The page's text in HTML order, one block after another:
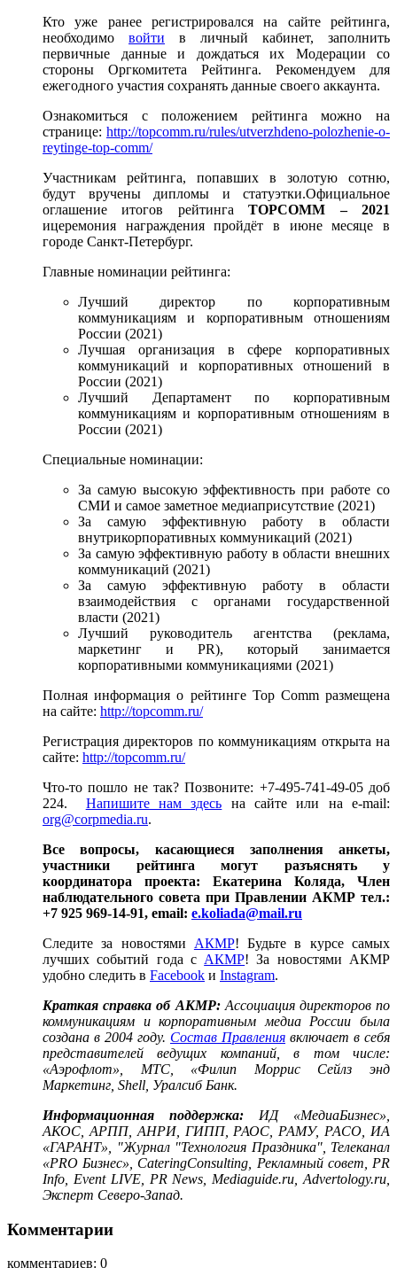
Кто уже ранее регистрировался на сайте рейтинга,
необходимо войти в личный кабинет, заполнить
первичные данные и дождаться их Модерации со
стороны Оргкомитета Рейтинга. Рекомендуем для
ежегодного участия сохранять данные своего аккаунта.
Ознакомиться с положением рейтинга можно на
странице: http://topcomm.ru/rules/utverzhdeno-polozhenie-o-
reytinge-top-comm/
Участникам рейтинга, попавших в золотую сотню,
будут вручены дипломы и статуэтки.Официальное
оглашение итогов рейтингаTOPCOMM – 2021
ицеремония награждения пройдёт в июне месяце в
городе Санкт-Петербург.
Главные номинации рейтинга:
Лучший директор по корпоративным
коммуникациям и корпоративным отношениям
России (2021)
Лучшая организация в сфере корпоративных
коммуникаций и корпоративных отношений в
России (2021)
Лучший Департамент по корпоративным
коммуникациям и корпоративным отношениям в
России (2021)
Специальные номинации:
За самую высокую эффективность при работе со
СМИ и самое заметное медиаприсутствие (2021)
За самую эффективную работу в области
внутрикорпоративных коммуникаций (2021)
За самую эффективную работу в области внешних
коммуникаций (2021)
За самую эффективную работу в области
взаимодействия с органами государственной
власти (2021)
Лучший руководитель агентства (реклама,
маркетинг и PR), который занимается
корпоративными коммуникациями (2021)
Полная информация о рейтинге Top Comm размещена
на сайте: http://topcomm.ru/
Регистрация директоров по коммуникациям открыта на
сайте: http://topcomm.ru/
Что-то пошло не так? Позвоните: +7-495-741-49-05 доб
224. Напишите нам здесь на сайте или на e-mail:
org@corpmedia.ru.
Все вопросы, касающиеся заполнения анкеты,
участники рейтинга могут разъяснять у
координатора проекта: Екатерина Коляда, Член
наблюдательного совета при Правлении АКМР тел.:
+7 925 969-14-91, email: e.koliada@mail.ru
Следите за новостями АКМР! Будьте в курсе самых
лучших событий года c АКМР! За новостями АКМР
удобно следить в Facebook и Instagram.
Краткая справка об АКМР:Ассоциация директоров по
коммуникациям и корпоративным медиа России была
создана в 2004 году. Состав Правления включает в себя
представителей ведущих компаний, в том числе:
«Аэрофлот», МТС, «Филип Моррис Сейлз энд
Маркетинг, Shell, Уралсиб Банк.
Информационная поддержка: ИД «МедиаБизнес»,
АКОС, АРПП, АНРИ, ГИПП, РАОС, РАМУ, РАСО, ИА
«ГАРАНТ», "Журнал "Технология Праздника", Телеканал
«PRO Бизнес», CateringConsulting, Рекламный совет, PR
Info, Event LIVE, PR News, Mediaguide.ru, Advertology.ru,
Эксперт Северо-Запад.
Комментарии
комментариев: 0